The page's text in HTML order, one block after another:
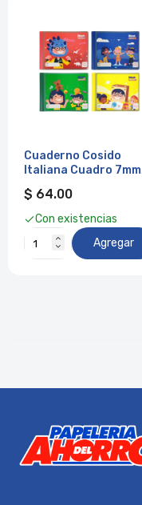
Cuaderno Cosido
Italiana Cuadro 7mm
$ 64.00
Con existencias
Agregar